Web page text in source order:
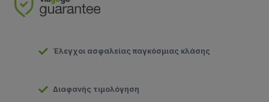
Έλεγχοι ασφαλείας παγκόσμιας κλάσης
Διαφανής τιμολόγηση